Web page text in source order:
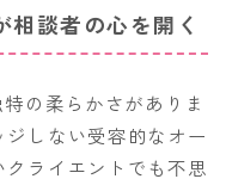
談者の心を開く
の柔らかさがありま
しない受容的なオー
ライエントでも不思